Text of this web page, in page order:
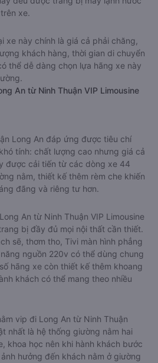
xe.
xe này chính là giá cả phải chăng,
khách hàng, thời gian di chuyển
thể dễ dàng chọn lựa hãng xe này
An từ Ninh Thuận VIP Limousine
Long An đáp ứng được tiêu chí
tính: chất lượng cao nhưng giá cả
được cải tiến từ các dòng xe 44
nằm, thiết kế thêm rèm che khiến
đãng và riêng tư hơn.
An từ Ninh Thuận VIP Limousine
bị đầy đủ mọi nội thất cần thiết.
sẽ, thơm tho, Tivi màn hình phẳng
nguồn 220v có thể dùng chung
hãng xe còn thiết kế thêm khoang
khách có thể mang theo nhiều
vip đi Long An từ Ninh Thuận
nhất là hệ thống giường nằm hai
khoa học nên khi hành khách bước
hưởng đến khách nằm ở giường